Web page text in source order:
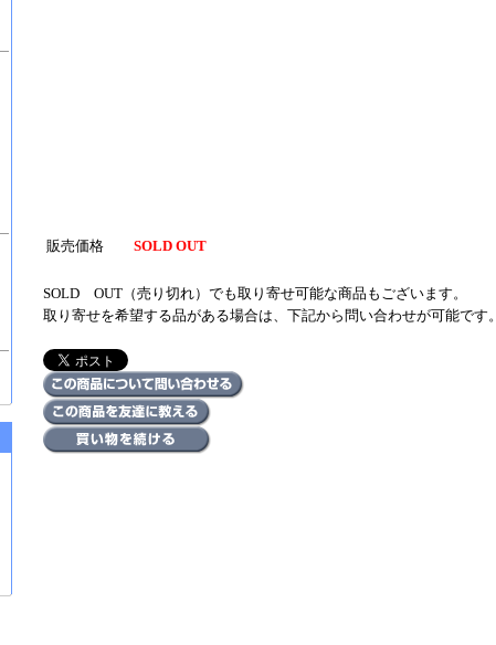
販売価格 SOLD OUT
SOLD OUT（売り切れ）でも取り寄せ可能な商品もございます。
取り寄せを希望する品がある場合は、下記から問い合わせが可能です。